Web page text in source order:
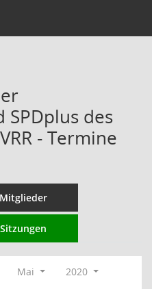
SPDplus des
- Termine
Mitglieder
Sitzungen
Mai
2020